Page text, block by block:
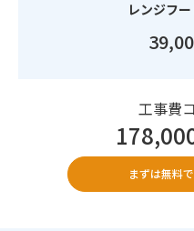
レンジフ
工事費
まずは無料